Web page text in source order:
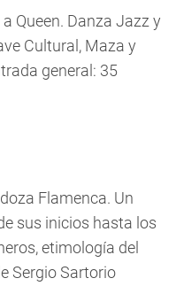
Queen. Danza Jazz y
Cultural, Maza y
general: 35
Flamenca. Un
sus inicios hasta los
etimología del
Sergio Sartorio